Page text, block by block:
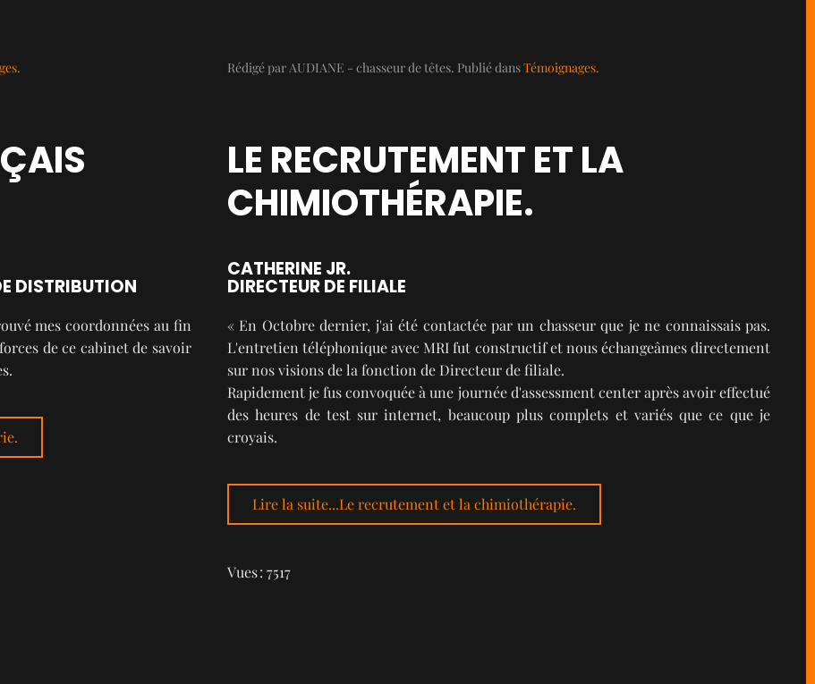
.
DISTRIBUTION
mes coordonnées au fin
de ce cabinet de savoir
Rédigé par AUDIANE - chasseur de têtes. Publié dansTémoignages.
LE RECRUTEMENT ET LA
CHIMIOTHÉRAPIE.
CATHERINE JR.
DIRECTEUR DE FILIALE
« En Octobre dernier, j'ai été contactée par un chasseur que je ne connaissais pas.
L'entretien téléphonique avec MRI fut constructif et nous échangeâmes directement
sur nos visions de la fonction de Directeur de filiale.
Rapidement je fus convoquée à une journée d'assessment center après avoir effectué
des heures de test sur internet, beaucoup plus complets et variés que ce que je
croyais.
Lire la suite...Le recrutement et la chimiothérapie.
Vues : 7517